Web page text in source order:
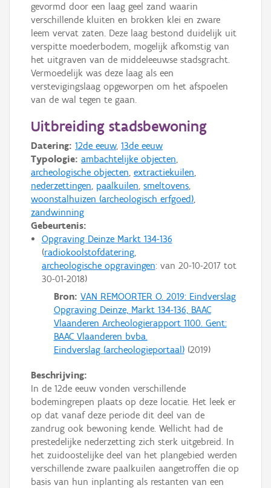
gevormd door een laag geel zand waarin
verschillende kluiten en brokken klei en zware
leem vervat zaten. Deze laag bestond duidelijk uit
verspitte moederbodem, mogelijk afkomstig van
het uitgraven van de middeleeuwse stadsgracht.
Vermoedelijk was deze laag als een
verstevigingslaag opgeworpen om het afspoelen
van de wal tegen te gaan.
Uitbreiding stadsbewoning
Datering: 12de eeuw, 13de eeuw
Typologie: ambachtelijke objecten,
archeologische objecten, extractiekuilen,
nederzettingen, paalkuilen, smeltovens,
woonstalhuizen (archeologisch erfgoed),
zandwinning
Gebeurtenis:
Opgraving Deinze Markt 134-136
radiokoolstofdatering
archeologische opgravingen: van 20-10-2017tot
30-01-2018
Bron: VAN REMOORTER O. 2019: Eindverslag
Opgraving Deinze, Markt 134-136, BAAC
Vlaanderen Archeologierapport 1100. Gent:
BAAC Vlaanderen bvba.
Eindverslag (archeologieportaal)(2019)
Beschrijving:
In de 12de eeuw vonden verschillende
bodemingrepen plaats op deze locatie. Het leek er
op dat vanaf deze periode dit deel van de
zandrug ook bewoning kende. Wellicht had de
prestedelijke nederzetting zich sterk uitgebreid. In
het zuidoostelijke deel van het plangebied werden
verschillende zware paalkuilen aangetroffen die op
basis van hun inplanting als restanten van een